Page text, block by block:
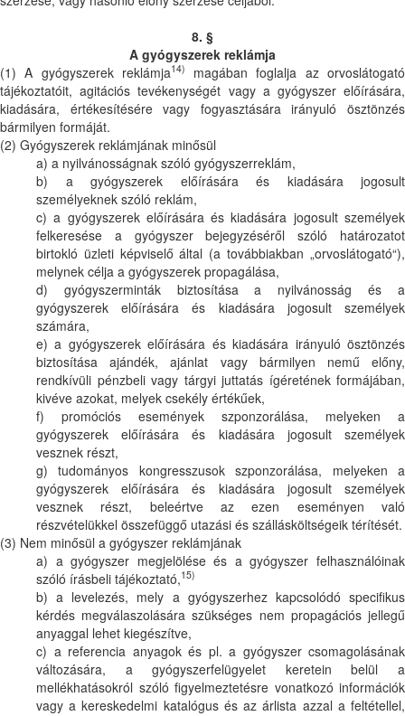
8. §
A gyógyszerek reklámja
(1) A gyógyszerek reklámja14)
magában foglalja az orvoslátogató
tájékoztatóit, agitációs tevékenységét vagy a gyógyszer előírására,
kiadására, értékesítésére vagy fogyasztására irányuló ösztönzés
bármilyen formáját.
(2) Gyógyszerek reklámjának minősül
a) a nyilvánosságnak szóló gyógyszerreklám,
b) a gyógyszerek előírására és kiadására jogosult
személyeknek szóló reklám,
c) a gyógyszerek előírására és kiadására jogosult személyek
felkeresése a gyógyszer bejegyzéséről szóló határozatot
birtokló üzleti képviselő által (a továbbiakban „orvoslátogató“),
melynek célja a gyógyszerek propagálása,
d) gyógyszerminták biztosítása a nyilvánosság és a
gyógyszerek előírására és kiadására jogosult személyek
számára,
e) a gyógyszerek előírására és kiadására irányuló ösztönzés
biztosítása ajándék, ajánlat vagy bármilyen nemű előny,
rendkívüli pénzbeli vagy tárgyi juttatás ígéretének formájában,
kivéve azokat, melyek csekély értékűek,
f) promóciós események szponzorálása, melyeken a
gyógyszerek előírására és kiadására jogosult személyek
vesznek részt,
g) tudományos kongresszusok szponzorálása, melyeken a
gyógyszerek előírására és kiadására jogosult személyek
vesznek részt, beleértve az ezen eseményen való
részvételükkel összefüggő utazási és szállásköltségeik térítését.
(3) Nem minősül a gyógyszer reklámjának
a) a gyógyszer megjelölése és a gyógyszer felhasználóinak
szóló írásbeli tájékoztató,15)
b) a levelezés, mely a gyógyszerhez kapcsolódó specifikus
kérdés megválaszolására szükséges nem propagációs jellegű
anyaggal lehet kiegészítve,
c) a referencia anyagok és pl. a gyógyszer csomagolásának
változására, a gyógyszerfelügyelet keretein belül a
mellékhatásokról szóló figyelmeztetésre vonatkozó információk
vagy a kereskedelmi katalógus és az árlista azzal a feltétellel,